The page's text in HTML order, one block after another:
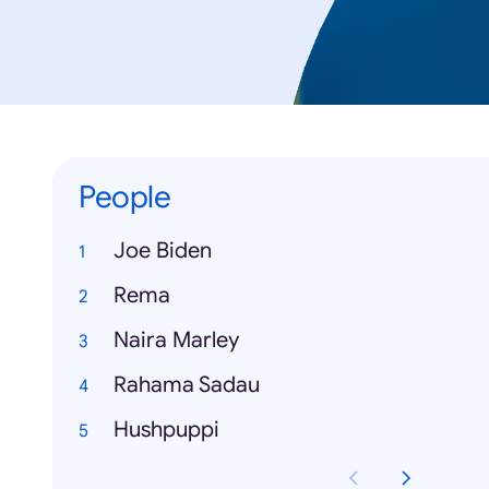
People
Joe Biden
Rema
Naira Marley
Rahama Sadau
Hushpuppi